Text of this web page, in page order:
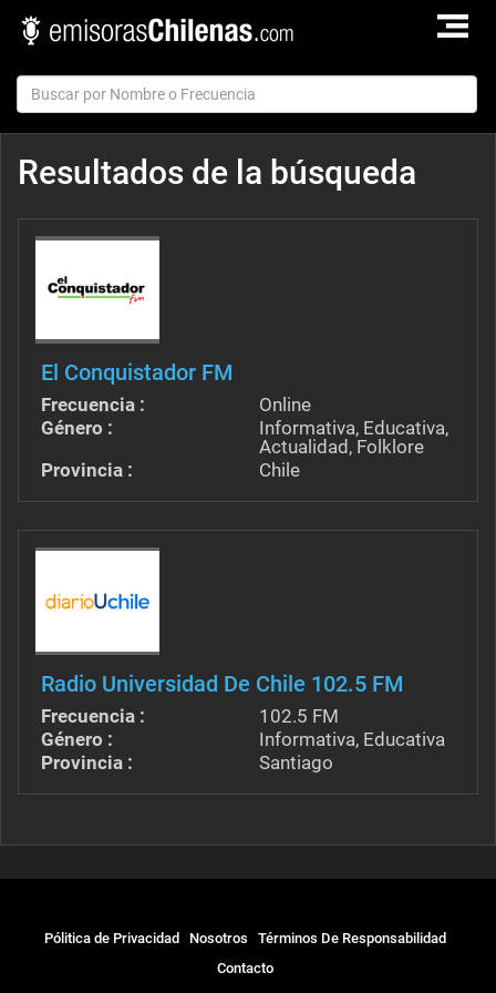
TOGGLE
Resultados de la búsqueda
El Conquistador FM
Frecuencia :
Online
Género :
Informativa, Educativa,
Actualidad, Folklore
Provincia :
Chile
Radio Universidad De Chile 102.5 FM
Frecuencia :
102.5 FM
Género :
Informativa, Educativa
Provincia :
Santiago
Pólitica de Privacidad Nosotros
Términos De Responsabilidad
Contacto